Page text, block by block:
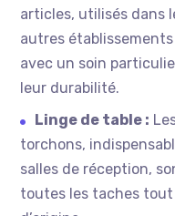
articles, utilisés dans
autres
avec un soin
leur durabilité.
Linge de table :
torchons,
salles de réception,
toutes les taches